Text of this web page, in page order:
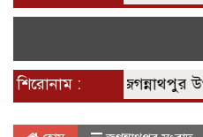
শিরোনাম : জগন্নাথপুর